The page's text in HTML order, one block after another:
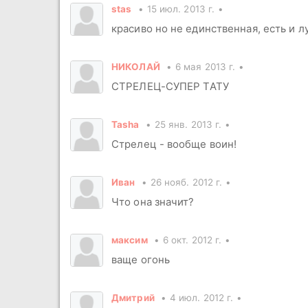
stas 15 июл. 2013 г.
красиво но не единственная, есть и
НИКОЛАЙ 6 мая 2013 г.
СТРЕЛЕЦ-СУПЕР ТАТУ
Tasha 25 янв. 2013 г.
Стрелец - вообще воин!
Иван 26 нояб. 2012 г.
Что она значит?
максим 6 окт. 2012 г.
ваще огонь
Дмитрий 4 июл. 2012 г.